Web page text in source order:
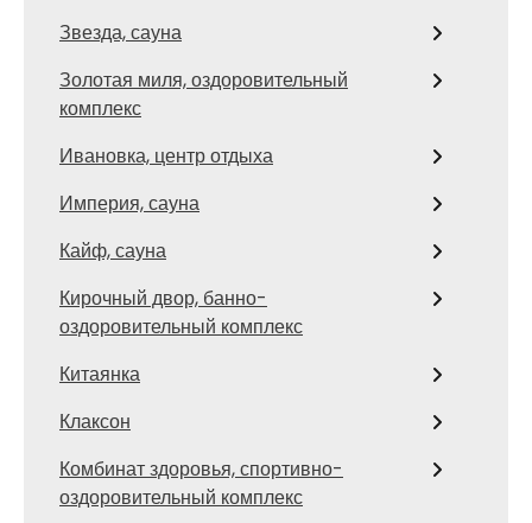
Звезда, сауна
Золотая миля, оздоровительный
комплекс
Ивановка, центр отдыха
Империя, сауна
Кайф, сауна
Кирочный двор, банно-
оздоровительный комплекс
Китаянка
Клаксон
Комбинат здоровья, спортивно-
оздоровительный комплекс